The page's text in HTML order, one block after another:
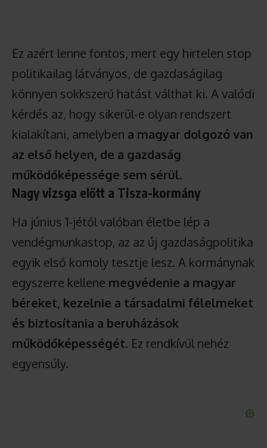
Ez azért lenne fontos, mert egy hirtelen stop
politikailag látványos, de gazdaságilag
könnyen sokkszerű hatást válthat ki. A valódi
kérdés az, hogy sikerül-e olyan rendszert
kialakítani, amelyben a magyar dolgozó van
az első helyen, de a gazdaság
működőképessége sem sérül.
Nagy vizsga előtt a Tisza-kormány
Ha június 1-jétől valóban életbe lép a
vendégmunkastop, az az új gazdaságpolitika
egyik első komoly tesztje lesz. A kormánynak
egyszerre kellene megvédenie a magyar
béreket, kezelnie a társadalmi félelmeket
és biztosítania a beruházások
működőképességét. Ez rendkívül nehéz
egyensúly.